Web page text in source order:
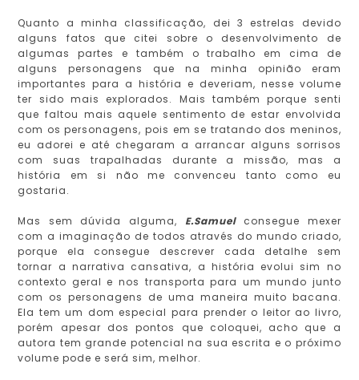
Quanto a minha classificação, dei 3 estrelas devido
alguns fatos que citei sobre o desenvolvimento de
algumas partes e também o trabalho em cima de
alguns personagens que na minha opinião eram
importantes para a história e deveriam, nesse volume
ter sido mais explorados. Mais também porque senti
que faltou mais aquele sentimento de estar envolvida
com os personagens, pois em se tratando dos meninos,
eu adorei e até chegaram a arrancar alguns sorrisos
com suas trapalhadas durante a missão, mas a
história em si não me convenceu tanto como eu
gostaria.
Mas sem dúvida alguma, E.Samuelconsegue mexer
com a imaginação de todos através do mundo criado,
porque ela consegue descrever cada detalhe sem
tornar a narrativa cansativa, a história evolui sim no
contexto geral e nos transporta para um mundo junto
com os personagens de uma maneira muito bacana.
Ela tem um dom especial para prender o leitor ao livro,
porém apesar dos pontos que coloquei, acho que a
autora tem grande potencial na sua escrita e o próximo
volume pode e será sim, melhor.